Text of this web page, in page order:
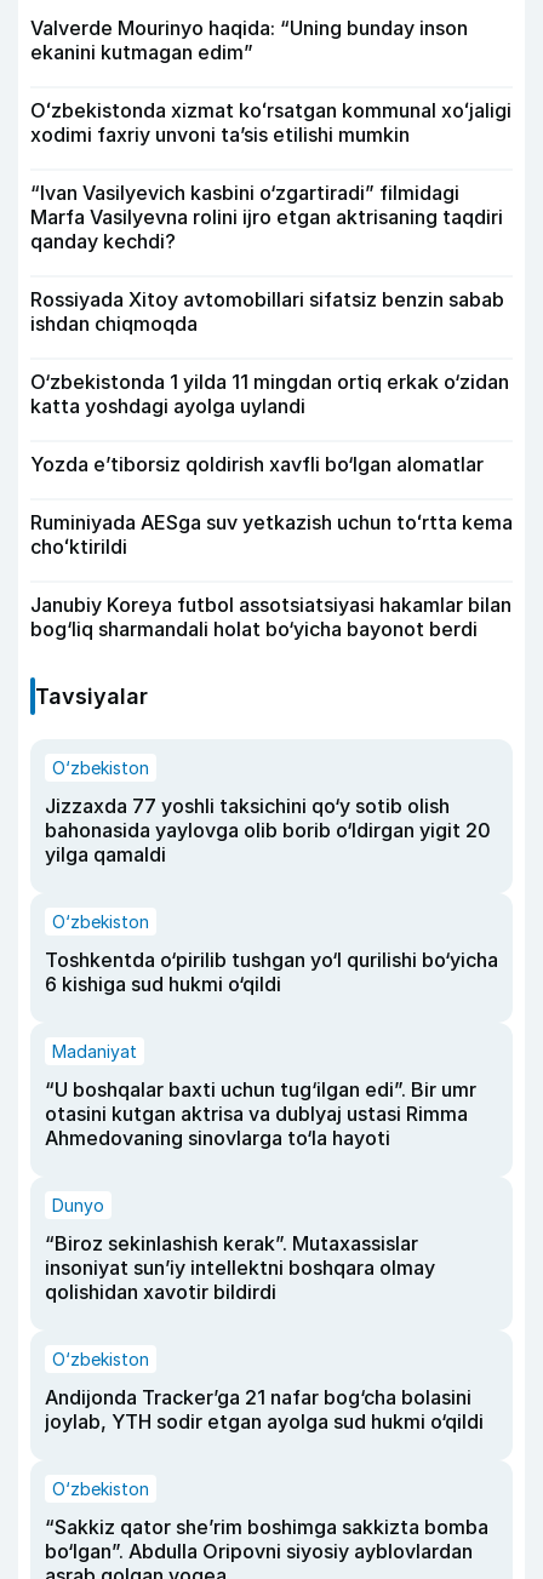
Valverde Mourinyo haqida: “Uning bunday inson
ekanini kutmagan edim”
Oʻzbekistonda xizmat koʻrsatgan kommunal xoʻjaligi
xodimi faxriy unvoni taʼsis etilishi mumkin
“Ivan Vasilyevich kasbini o‘zgartiradi” filmidagi
Marfa Vasilyevna rolini ijro etgan aktrisaning taqdiri
qanday kechdi?
Rossiyada Xitoy avtomobillari sifatsiz benzin sabab
ishdan chiqmoqda
O‘zbekistonda 1 yilda 11 mingdan ortiq erkak o‘zidan
katta yoshdagi ayolga uylandi
Yozda e’tiborsiz qoldirish xavfli bo‘lgan alomatlar
Ruminiyada AESga suv yetkazish uchun toʻrtta kema
choʻktirildi
Janubiy Koreya futbol assotsiatsiyasi hakamlar bilan
bog‘liq sharmandali holat bo‘yicha bayonot berdi
Tavsiyalar
O‘zbekiston
Jizzaxda 77 yoshli taksichini qo‘y sotib olish
bahonasida yaylovga olib borib o‘ldirgan yigit 20
yilga qamaldi
O‘zbekiston
Toshkentda o‘pirilib tushgan yo‘l qurilishi bo‘yicha
6 kishiga sud hukmi o‘qildi
Madaniyat
“U boshqalar baxti uchun tug‘ilgan edi”. Bir umr
otasini kutgan aktrisa va dublyaj ustasi Rimma
Ahmedovaning sinovlarga to‘la hayoti
Dunyo
“Biroz sekinlashish kerak”. Mutaxassislar
insoniyat sun’iy intellektni boshqara olmay
qolishidan xavotir bildirdi
O‘zbekiston
Andijonda Tracker’ga 21 nafar bog‘cha bolasini
joylab, YTH sodir etgan ayolga sud hukmi o‘qildi
O‘zbekiston
“Sakkiz qator she’rim boshimga sakkizta bomba
bo‘lgan”. Abdulla Oripovni siyosiy ayblovlardan